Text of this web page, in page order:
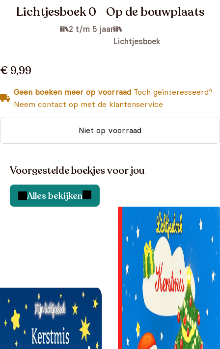
Lichtjesboek 0 - Op de bouwplaats
2 t/m 5 jaar
Lichtjesboek
€ 9,99
Geen boeken meer op voorraad Toch geïnteresseerd?
Neem contact op met de klantenservice
Niet op voorraad
Voorgestelde boekjes voor jou
Alles bekijken